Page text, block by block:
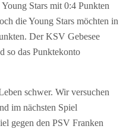
Stars mit 0:4 Punkten
die Young Stars möchten in
Der KSV Gebesee
so das Punktekonto
schwer. Wir versuchen
im nächsten Spiel
gegen den PSV Franken